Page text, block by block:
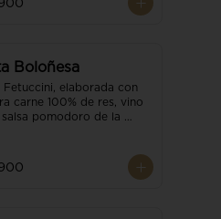
Boloñesa
Fetuccini, elaborada con
carne 100% de res, vino
pomodoro de la